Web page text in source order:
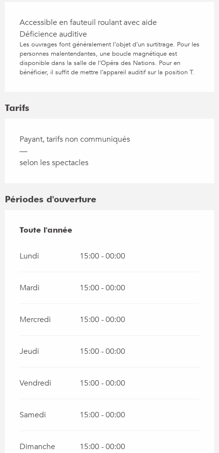
Accessible en fauteuil roulant avec aide
Déficience auditive
Les ouvrages font généralement l’objet d’un surtitrage. Pour les
personnes malentendantes, une boucle magnétique est
disponible dans la salle de l’Opéra des Nations. Pour en
bénéficier, il suffit de mettre l’appareil auditif sur la position T.
Tarifs
Payant, tarifs non communiqués
—
selon les spectacles
Périodes d'ouverture
Toute l'année
Toute l'année
Lundi 15:00 - 00:00
Mardi 15:00 - 00:00
Mercredi 15:00 - 00:00
Jeudi 15:00 - 00:00
Vendredi 15:00 - 00:00
Samedi 15:00 - 00:00
Dimanche 15:00 - 00:00